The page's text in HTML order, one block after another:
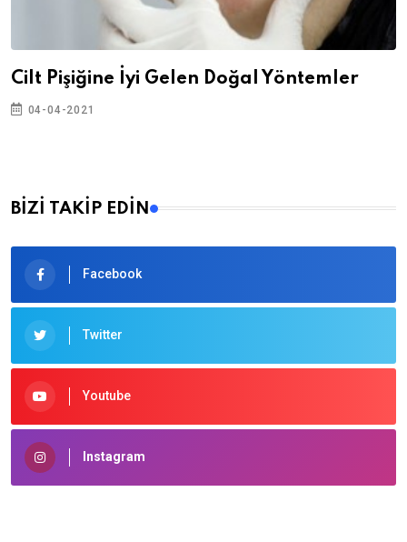
Cilt Pişiğine İyi Gelen Doğal Yöntemler
04-04-2021
BİZİ TAKİP EDİN
Facebook
Twitter
Youtube
Instagram